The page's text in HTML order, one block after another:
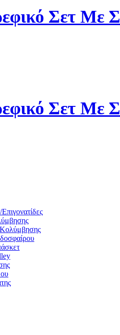
Σετ Με
Σετ Με